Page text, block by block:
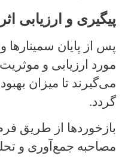
پیگیری و ارزیابی
پس از پایان
مورد ارزیابی و
می‌گیرند تا میزان
گردد.
بازخوردها از طریق
مصاحبه جمع‌آوری و